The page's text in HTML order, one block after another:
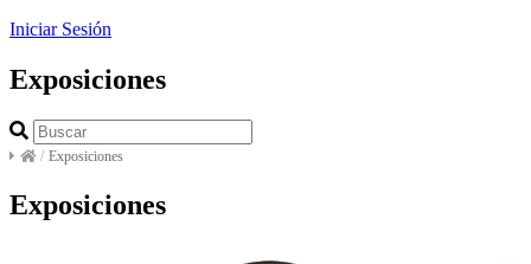
Iniciar Sesión
Exposiciones
/ Exposiciones
Exposiciones